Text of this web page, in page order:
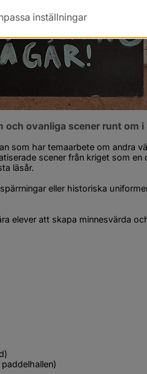
och ovanliga scener runt om
som har temaarbete om andra
scener från kriget som en
läsår.
eller historiska
elever att skapa minnesvärda
inställningar